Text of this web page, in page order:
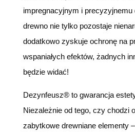
impregnacyjnym i precyzyjnemu
drewno nie tylko pozostaje
dodatkowo zyskuje ochronę na
wspaniałych efektów, żadnych
będzie widać!
Dezynfeusz® to gwarancja
Niezależnie od tego, czy chodzi
zabytkowe drewniane elementy